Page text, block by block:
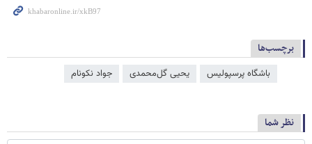
برچسب‌ها
باشگاه پرسپولیس یحیی گل‌محمدی جواد نکونام
نظر شما